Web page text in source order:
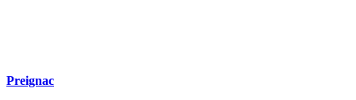
Preignac